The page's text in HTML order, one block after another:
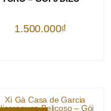
1.500.000₫